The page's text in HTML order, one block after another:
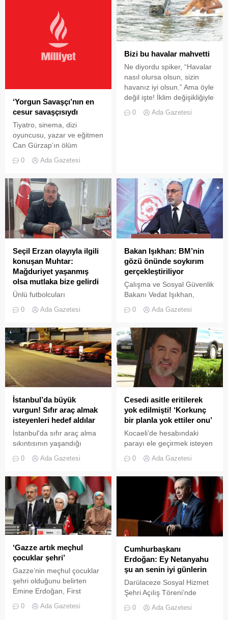
gitmeyi tercih etti. Bazı
yurttaşlar ise bayramın
ikinci günü Adalar’a gitmek
için iskelelerin yolunu tuttu.
Kabataş İskelesi ve Kadıköy
İskelesi’ne gelen
En son ortaya nükleer silah
da çıktı. Karşıda ne var?
Sapan taşı var" dedi.
‘Yorgun Savaşçı’nın en
cesur savaşçısıydı
Tiyatro, sinema, dizi
oyuncusu, yazar ve eğitmen
Can Gürzap’ın ölüm
haberini alınca ilk aradığım
kişi Halit Refiğ’in eşi Gülper
Refiğ, eşinin yönettiği
TRT’nin olay dizisi ‘Yorgun
Savaşçı’nın çekildiği
1979’dan beri dostlukları ...
0 Ada Gazetesi
Bizi bu havalar mahvetti
Ne diyordu spiker, “Havalar
nasıl olursa olsun, sizin
havanız iyi olsun.” Ama öyle
değil işte! İklim değişikliğiyle
azından 10 konuda tehlike
0 Ada Gazetesi
Seçil Erzan olayıyla ilgili
konuşan Muhtar:
Mağduriyet yaşanmış
olsa mutlaka bize gelirdi
Ünlü futbolcuları
tutuklanan Seçil Erzan ile
çantacısı olduğu öne
sürülen Nazlı Can'ın
çocukluklarının geçtiği
Tekirdağ'ın Kapaklı
ilçesindeki Yanıkağıl
Mahallesi'nin Muhtarı
Başaran, köyde bu olayla
ilgili mağdur olan kimsenin
olmadığını ifade etti. Nazlı
Can’ın avukatı Arif Hikmet
Can da, köyde herhangi bir
mağduriyet söz konusu...
0 Ada Gazetesi
Bakan Işıkhan: BM’nin
gözü önünde soykırım
gerçekleştiriliyor
Çalışma ve Sosyal Güvenlik
Bakanı Vedat Işıkhan,
insan hak ve hukukunu
iddiasıyla kurulmuş olan
Birleşmiş Milletler'in (BM)
gözü önünde amasız,
fakatsız bir soykırım
gerçekleştiriliyor" dedi.
0 Ada Gazetesi
İstanbul’da büyük
vurgun! Sıfır araç almak
isteyenleri hedef aldılar
İstanbul'da sıfır araç alma
sıkıntısının yaşandığı
çeviren 2 kişi büyük vurgun
isteyenleri kurdukları
kiralama şirketi sayesinde
tam 400 milyon lira
dolandırdılar.
Gerçekleştirilen
operasyonda 7 kişi
tutuklandı.
0 Ada Gazetesi
Cesedi asitle eritilerek
yok edilmişti! ‘Korkunç
bir planla yok ettiler onu’
Kocaeli’de hesabındaki
parayı ele geçirmek isteyen
öldürülüp, cesedi asitle
tanınmış halıcı Nurhan
Ör’ün (55) yengesi Çiğdem
Bayraktar Ör, sosyal medya
hesabından yaşadıkları
acıyı paylaştı.
0 Ada Gazetesi
‘Gazze artık meçhul
çocuklar şehri’
Gazze’nin meçhul çocuklar
şehri olduğunu belirten
Emine Erdoğan, First
olmaya davet etti. Erdoğan,
0 Ada Gazetesi
Cumhurbaşkanı
Erdoğan: Ey Netanyahu
şu an senin iyi günlerin
Darülaceze Sosyal Hizmet
Şehri Açılış Töreni’nde
Erdoğan, İsrail'in
0 Ada Gazetesi